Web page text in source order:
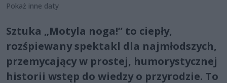
Pokaż inne daty
Sztuka „Motyla noga!” to ciepły,
rozśpiewany spektakl dla najmłodszych,
przemycający w prostej, humorystycznej
historii wstęp do wiedzy o przyrodzie. To